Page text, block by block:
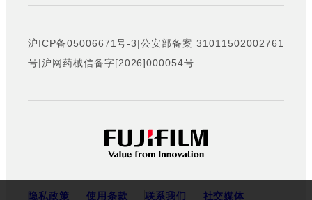
沪ICP备05006671号-3|公安部备案 31011502002761
号|沪网药械信备字[2026]000054号
隐私政策 使用条款 联系我们 社交媒体